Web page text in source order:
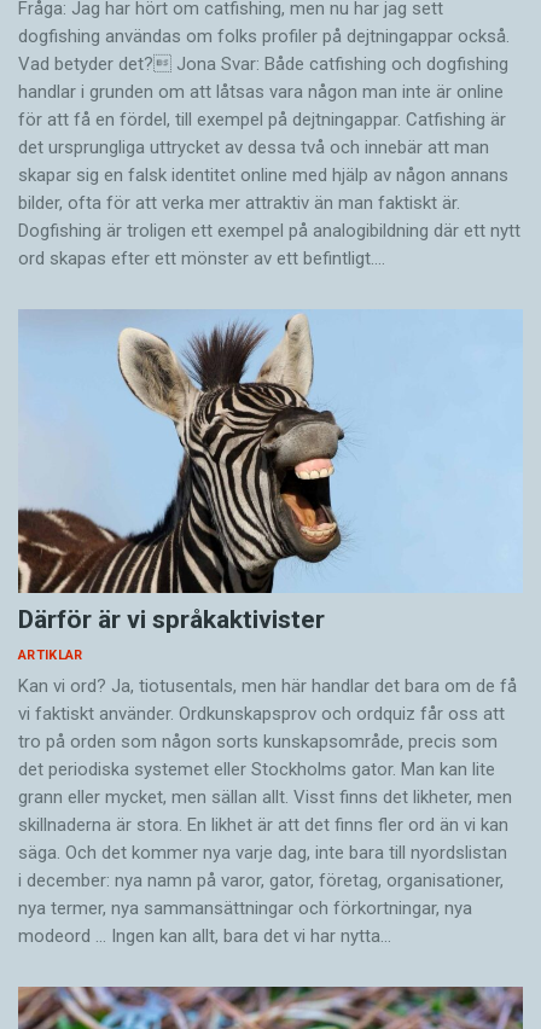
grund av stress. Som i dag. Då är det även,
även, svårt med …eeeee-vokalljud.
Flyttekniska fakta
Några strategier
Logopeden Lisa Bengtsson skiljer på ”yttre” och
”inre” hanteringsstrategier.
Träna på flytskapande taltekniker:
Sakta ner taltempot.
Sänk röstläget.
Hitta mjuka sätt att uttala språkljud, som att lägga
till ett aspirerathefter en konsonant, till exempel
”k-h-att” förkatt.
Glid mjukt in i orden, till exempel ”sssol”
Lägg in pauser mellan ord och fraser.
Lägg in medvetna repetitioner för att ta kontrollen
över talet, så kalladfrivillig stamning.
Inre strategier:
Acceptera stamningen.
Stärk självkänslan och ha tillit till dig själv och din
kommunikation.
Låt inte stamningen styra vad du väljer att göra och
inte göra i ditt liv.
undvika det.
Fråga: Jag har hört om catfishing, men nu har jag sett
dogfishing användas om folks profiler på dejtningappar också.
Vad betyder det? Jona Svar: Både catfishing och dogfishing
handlar i grunden om att låtsas vara någon man inte är online
för att få en fördel, till exempel på dejtningappar. Catfishing är
det ursprungliga uttrycket av dessa två och innebär att man
skapar sig en falsk identitet online med hjälp av någon annans
bilder, ofta för att verka mer attraktiv än man faktiskt är.
Dogfishing är troligen ett exempel på analogibildning där ett nytt
ord skapas efter ett mönster av ett befintligt.…
Därför är vi språkaktivister
ARTIKLAR
Kan vi ord? Ja, tiotusentals, men här handlar det bara om de få
vi faktiskt använder. Ordkunskapsprov och ordquiz får oss att
tro på orden som någon sorts kunskapsområde, precis som
det periodiska systemet eller Stockholms gator. Man kan lite
grann eller mycket, men sällan allt. Visst finns det likheter, men
skillnaderna är stora. En likhet är att det finns fler ord än vi kan
säga. Och det kommer nya varje dag, inte bara till nyordslistan
i december: nya namn på varor, gator, företag, organisationer,
nya termer, nya samman­sättningar och förkortningar, nya
modeord … Ingen kan allt, bara det vi har nytta…